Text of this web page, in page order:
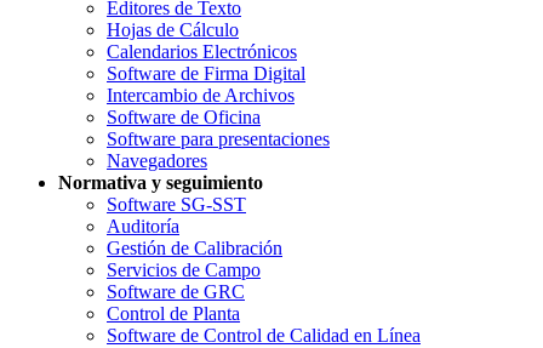
Editores de Texto
Hojas de Cálculo
Calendarios Electrónicos
Software de Firma Digital
Intercambio de Archivos
Software de Oficina
Software para presentaciones
Navegadores
Normativa y seguimiento
Software SG-SST
Auditoría
Gestión de Calibración
Servicios de Campo
Software de GRC
Control de Planta
Software de Control de Calidad en Línea